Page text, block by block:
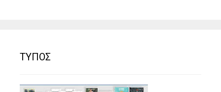
ΤΥΠΟΣ